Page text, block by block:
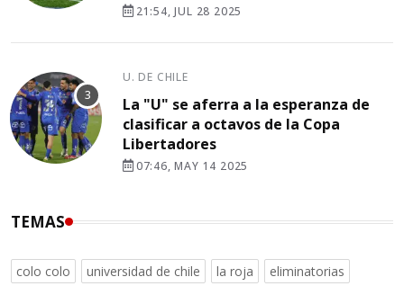
21:54, JUL 28 2025
U. DE CHILE
La "U" se aferra a la esperanza de
clasificar a octavos de la Copa
Libertadores
07:46, MAY 14 2025
TEMAS
colo colo universidad de chile la roja
eliminatorias